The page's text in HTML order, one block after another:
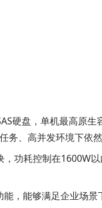
硬盘，单机最高原
务、高并发环境下依然
，功耗控制在
，能够满足企业场